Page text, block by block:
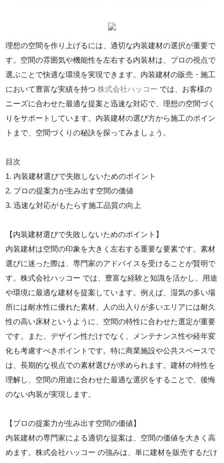
理想の空間を作り上げるには、適切な内装建材の選択が重要で
す。空間の雰囲気や機能性を左右する内装材は、プロの視点で
選ぶことで快適な環境を実現できます。内装建材の販売・施工
において豊富な実績を持つ株式会社ハッコー では、お客様の
ニーズに合わせた最適な提案と迅速な対応で、理想の空間づく
りをサポートしています。内装建材の選び方から施工のポイン
トまで、空間づくりの秘訣を探ってみましょう。
目次
1. 内装建材選びで失敗しないためのポイント
2. プロの提案力が生み出す空間の価値
3. 迅速な対応がもたらす施工品質の向上
【内装建材選びで失敗しないためのポイント】
内装建材は空間の印象を大きく左右する重要な要素です。素材
選びに迷った際は、専門家のアドバイスを受けることが賢明で
す。株式会社ハッコー では、豊富な経験と知識を活かし、用途
や環境に最適な建材を提案しています。例えば、湿気の多い場
所には耐水性に優れた素材、人の出入りが多いエリアには耐久
性の高い床材というように、空間の特性に合わせた選定が重要
です。また、デザイン性だけでなく、メンテナンス性や経年変
化も考慮すべきポイントです。特に商業施設や公共スペースで
は、長期的な視点での素材選びが求められます。建材の特性を
理解し、空間の用途に合わせた最適な選択をすることで、後悔
のない内装が実現します。
【プロの提案力が生み出す空間の価値】
内装建材の専門家による適切な提案は、空間の価値を大きく高
めます。株式会社ハッコー の強みは、単に建材を販売するだけ